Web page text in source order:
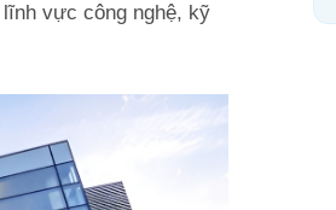
vực công nghệ, kỹ